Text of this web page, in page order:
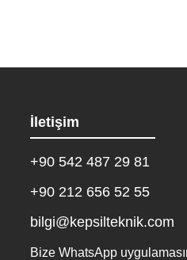
İletişim
+90 542 487 29 81
+90 212 656 52 55
bilgi@kepsilteknik.com
Bize WhatsApp